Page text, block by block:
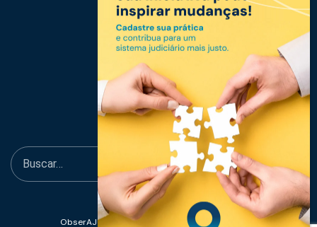
Links úteis
Fale conosco
ObserAJUS - Observatório de Acesso à Justiça